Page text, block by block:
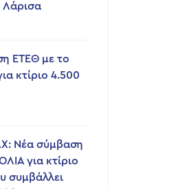
Λάρισα
ΕΤΕΘ με το
κτίριο 4.500
Νέα σύμβαση
για κτίριο
συμβάλλει